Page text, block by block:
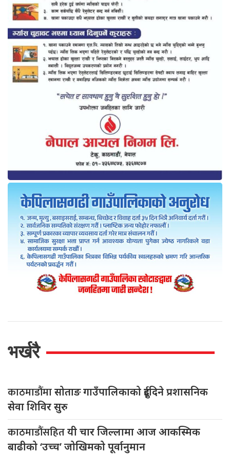
भर्खरै
काठमाडौंमासोताङ गाउँपालिकाको दुईदिने प्रशासनिक
सेवा शिविर सुरु
काठमाडौंसहितयी चार जिल्लामा आज आकस्मिक
बाढीको ‘उच्च’ जोखिमको पूर्वानुमान